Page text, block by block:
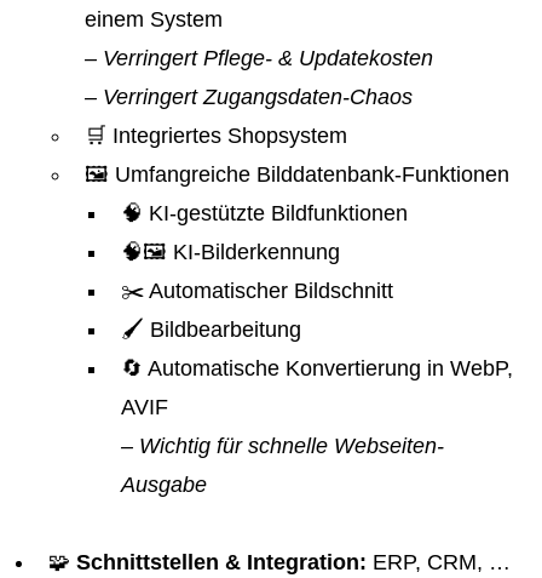
einem System
– Verringert Pflege- & Updatekosten
– Verringert Zugangsdaten-Chaos
🛒 Integriertes Shopsystem
🖼️ Umfangreiche Bilddatenbank-Funktionen
🧠 KI-gestützte Bildfunktionen
🧠🖼️ KI-Bilderkennung
✂️ Automatischer Bildschnitt
🖌️ Bildbearbeitung
🔄 Automatische Konvertierung in WebP,
AVIF
– Wichtig für schnelle Webseiten-
Ausgabe
🧩 Schnittstellen & Integration: ERP, CRM, …